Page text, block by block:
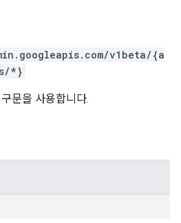
v1beta/{a
*}
구문을 사용합니다.